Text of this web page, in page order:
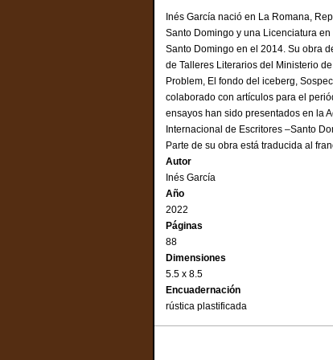
Inés García nació en La Romana,
Santo Domingo y una Licenciatura
Santo Domingo en el 2014. Su obra
de Talleres Literarios del Ministerio
Problem, El fondo del iceberg,
colaborado con artículos para el
ensayos han sido presentados en la
Internacional de Escritores –Santo
Parte de su obra está traducida al
Autor
Inés García
Año
2022
Páginas
88
Dimensiones
5.5 x 8.5
Encuadernación
rústica plastificada